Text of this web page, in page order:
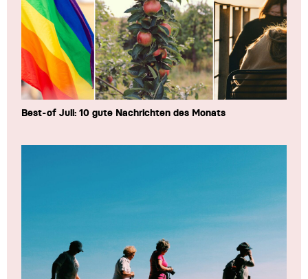
Best-of Juli: 10 gute Nachrichten des Monats